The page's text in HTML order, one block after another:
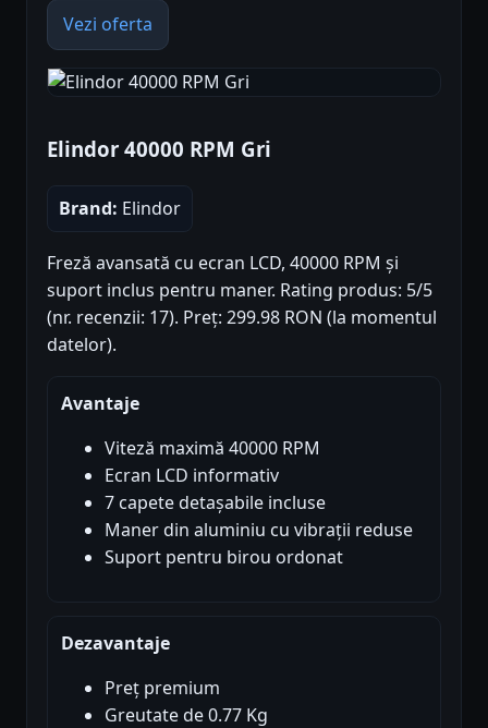
Vezi oferta
Elindor 40000 RPM Gri
Brand: Elindor
Freză avansată cu ecran LCD, 40000 RPM și
suport inclus pentru maner. Rating produs: 5/5
(nr. recenzii: 17). Preț: 299.98 RON (la momentul
datelor).
Avantaje
Viteză maximă 40000 RPM
Ecran LCD informativ
7 capete detașabile incluse
Maner din aluminiu cu vibrații reduse
Suport pentru birou ordonat
Dezavantaje
Preț premium
Greutate de 0.77 Kg